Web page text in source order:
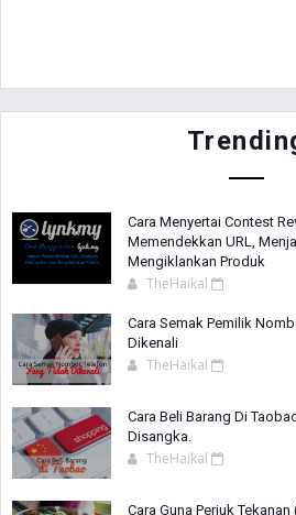
Cara Menyertai Contest
Memendekkan URL,
Mengiklankan Produk
TheHaikal
Cara Semak Pemilik
Dikenali
TheHaikal
Cara Beli Barang Di
Disangka.
TheHaikal
Cara Guna Periuk